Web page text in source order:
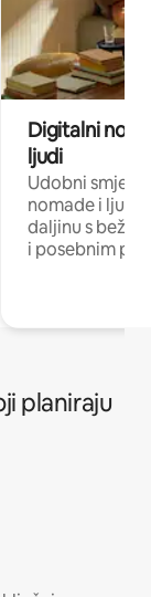
Digitalni
ljudi
Udobni
nomade i ljude
daljinu s
i posebnim
planiraju